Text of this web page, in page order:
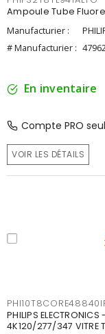
Ampoule Tube
Manufacturier :
# Manufacturier :
En inventaire
Compte PRO
VOIR LES DÉTAILS
PHILIPS
4K120/277/347 VITRE